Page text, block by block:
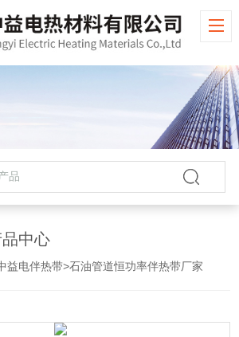
中心
益电伴热带>石油管道恒功率伴热带厂家